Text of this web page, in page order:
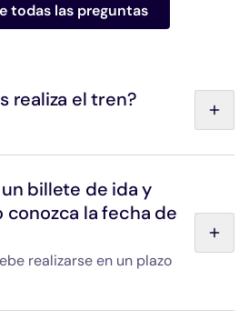
todas las preguntas
realiza el tren?
París-Charles de Gaulle, sin
billete de ida y
la fecha de
realizarse en un plazo